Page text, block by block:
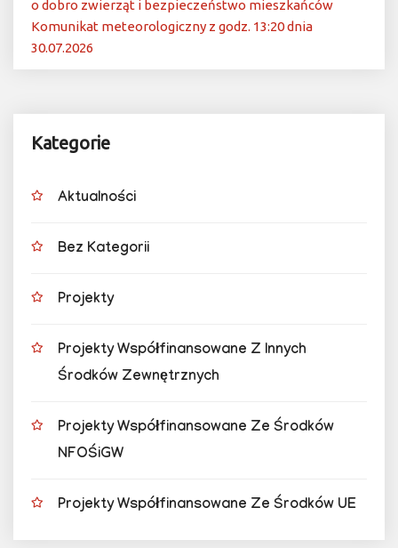
o dobro zwierząt i bezpieczeństwo mieszkańców
Komunikat meteorologiczny z godz. 13:20 dnia
30.07.2026
Kategorie
Aktualności
Bez Kategorii
Projekty
Projekty Współfinansowane Z Innych
Środków Zewnętrznych
Projekty Współfinansowane Ze Środków
NFOŚiGW
Projekty Współfinansowane Ze Środków UE